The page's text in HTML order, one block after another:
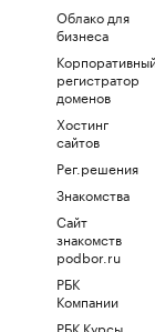
Облако для
бизнеса
регистратор
доменов
Хостинг
сайтов
Рег.решения
Знакомства
Сайт
знакомств
podbor.ru
РБК
Компании
РБК Курсы